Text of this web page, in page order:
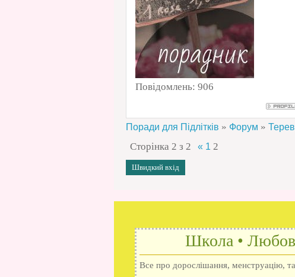
Повідомлень: 906
Поради для Підлітків » Форум »
Сторінка 2 з 2 « 1 2
Школа • Любов
Все про дорослішання, менструацію,